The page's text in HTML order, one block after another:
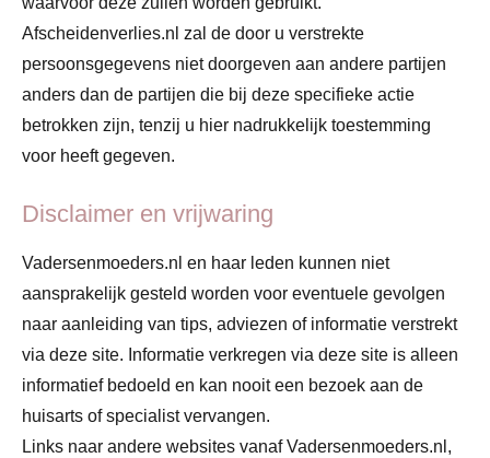
Afscheidenverlies.nl zal de door u verstrekte
persoonsgegevens niet doorgeven aan andere partijen
anders dan de partijen die bij deze specifieke actie
betrokken zijn, tenzij u hier nadrukkelijk toestemming
voor heeft gegeven.
Disclaimer en vrijwaring
Vadersenmoeders.nl en haar leden kunnen niet
aansprakelijk gesteld worden voor eventuele gevolgen
naar aanleiding van tips, adviezen of informatie verstrekt
via deze site. Informatie verkregen via deze site is alleen
informatief bedoeld en kan nooit een bezoek aan de
huisarts of specialist vervangen.
Links naar andere websites vanaf Vadersenmoeders.nl,